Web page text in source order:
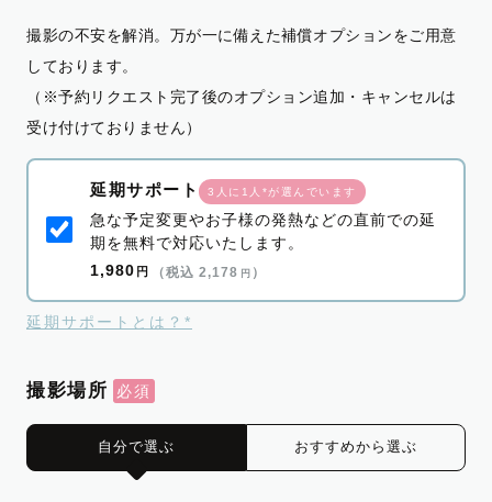
撮影の不安を解消。万が一に備えた補償オプションをご用意
しております。
（※予約リクエスト完了後のオプション追加・キャンセルは
受け付けておりません）
延期サポート 3人に1人*が選んでいます
急な予定変更やお子様の発熱などの直前での延
期を無料で対応いたします。
1,980 円 （税込 2,178 円 ）
延期サポートとは？*
撮影場所
自分で選ぶ おすすめから選ぶ